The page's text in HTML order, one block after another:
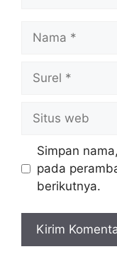
web
Simpan
pada
berikutnya.